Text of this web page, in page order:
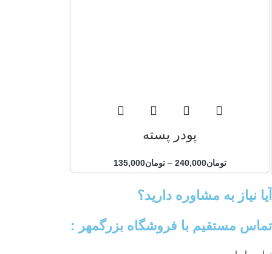
پودر پسته
تومان240,000
– تومان135,000
آیا نیاز به مشاوره دارید؟
تماس مستقیم با فروشگاه بزرگمهر :